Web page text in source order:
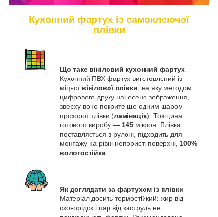
Кухонний фартух із самоклеючої
плівки
Що таке вініловий кухонний фартух
Кухонний ПВХ фартух виготовлений із
міцної вінілової плівки, на яку методом
цифрового друку нанесено зображення,
зверху воно покрите ще одним шаром
прозорої плівки (ламінація). Товщина
готового виробу — 145 мікрон. Плівка
поставляється в рулоні, підходить для
монтажу на рівні непористі поверхні, 100%
вологостійка.
Як доглядати за фартухом із плівки
Матеріал досить термостійкий: жир від
сковорідок і пар від каструль не